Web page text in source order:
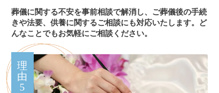
葬儀に関する不安を事前相談で解消し、ご葬儀後の手続
きや法要、供養に関するご相談にも対応いたします。ど
んなことでもお気軽にご相談ください。
理
由
5